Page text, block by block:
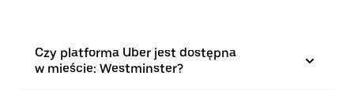
Czy platforma Uber jest dostępna
w mieście: Westminster?